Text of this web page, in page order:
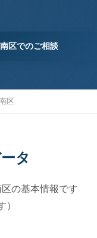
南区でのご相談
区
タ
の基本情報です
）